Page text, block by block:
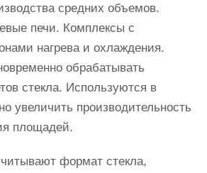
средних объемов.
печи. Комплексы с
нагрева и охлаждения.
обрабатывать
стекла. Используются в
увеличить производительность
площадей.
формат стекла,